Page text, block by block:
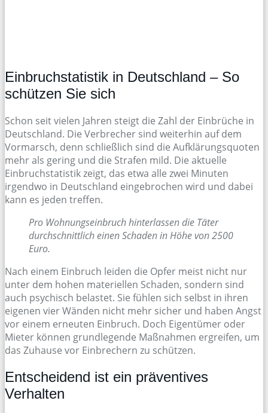
Einbruchstatistik in Deutschland – So
schützen Sie sich
Schon seit vielen Jahren steigt die Zahl der Einbrüche in
Deutschland. Die Verbrecher sind weiterhin auf dem
Vormarsch, denn schließlich sind die Aufklärungsquoten
mehr als gering und die Strafen mild. Die aktuelle
Einbruchstatistik zeigt, das etwa alle zwei Minuten
irgendwo in Deutschland eingebrochen wird und dabei
kann es jeden treffen.
Pro Wohnungseinbruch hinterlassen die Täter
durchschnittlich einen Schaden in Höhe von 2500
Euro.
Nach einem Einbruch leiden die Opfer meist nicht nur
unter dem hohen materiellen Schaden, sondern sind
auch psychisch belastet. Sie fühlen sich selbst in ihren
eigenen vier Wänden nicht mehr sicher und haben Angst
vor einem erneuten Einbruch. Doch Eigentümer oder
Mieter können grundlegende Maßnahmen ergreifen, um
das Zuhause vor Einbrechern zu schützen.
Entscheidend ist ein präventives
Verhalten